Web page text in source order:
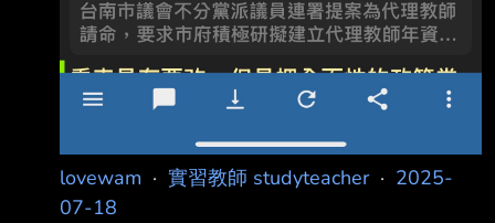
lovewam · 實習教師 studyteacher· 2025-
07-18